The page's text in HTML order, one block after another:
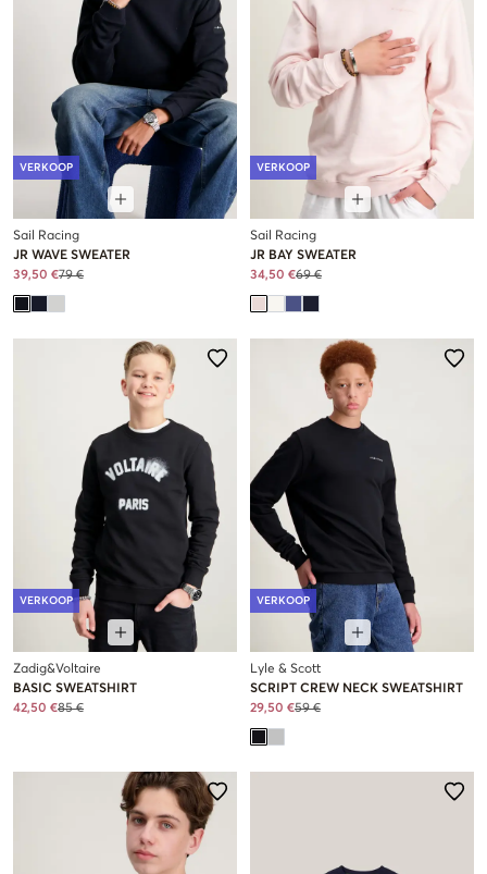
VERKOOP
Sail Racing
JR WAVE SWEATER
39,50 €79 €
VERKOOP
Sail Racing
JR BAY SWEATER
34,50 €69 €
VERKOOP
Zadig&Voltaire
BASIC SWEATSHIRT
42,50 €85 €
VERKOOP
Lyle & Scott
SCRIPT CREW NECK SWEATSHIRT
29,50 €59 €